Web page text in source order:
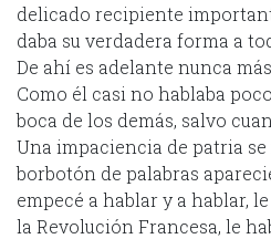
delicado recipiente
daba su verdadera forma a
De ahí es adelante nunca
Como él casi no hablaba
boca de los demás, salvo
Una impaciencia de patria se
borbotón de palabras
empecé a hablar y a hablar,
la Revolución Francesa, le